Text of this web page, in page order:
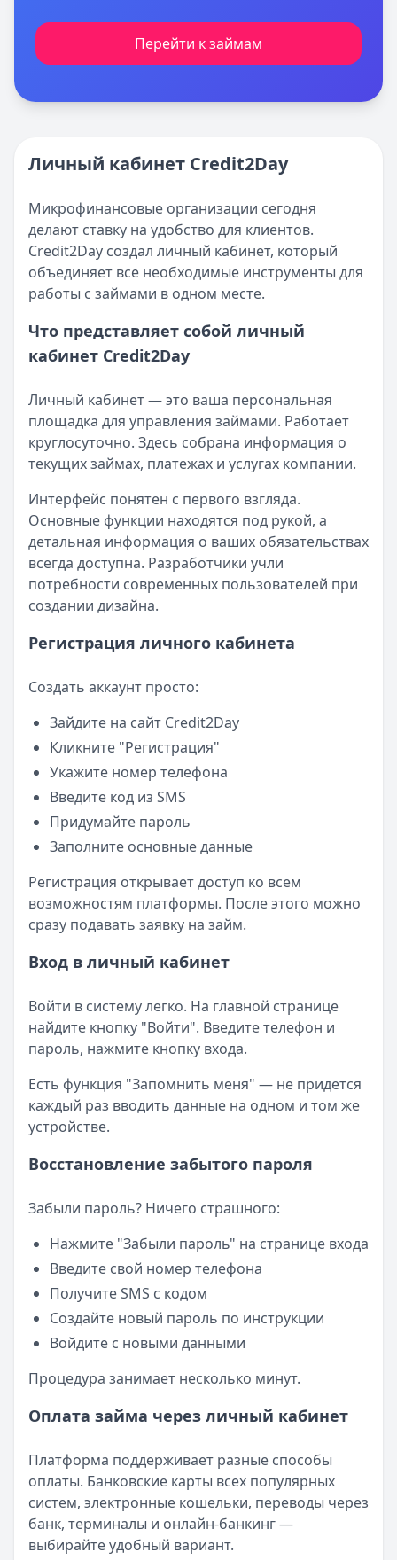
Перейти к займам
Личный кабинет Credit2Day
Микрофинансовые организации сегодня
делают ставку на удобство для клиентов.
Credit2Day создал личный кабинет, который
объединяет все необходимые инструменты для
работы с займами в одном месте.
Что представляет собой личный
кабинет Credit2Day
Личный кабинет — это ваша персональная
площадка для управления займами. Работает
круглосуточно. Здесь собрана информация о
текущих займах, платежах и услугах компании.
Интерфейс понятен с первого взгляда.
Основные функции находятся под рукой, а
детальная информация о ваших обязательствах
всегда доступна. Разработчики учли
потребности современных пользователей при
создании дизайна.
Регистрация личного кабинета
Создать аккаунт просто:
Зайдите на сайт Credit2Day
Кликните "Регистрация"
Укажите номер телефона
Введите код из SMS
Придумайте пароль
Заполните основные данные
Регистрация открывает доступ ко всем
возможностям платформы. После этого можно
сразу подавать заявку на займ.
Вход в личный кабинет
Войти в систему легко. На главной странице
найдите кнопку "Войти". Введите телефон и
пароль, нажмите кнопку входа.
Есть функция "Запомнить меня" — не придется
каждый раз вводить данные на одном и том же
устройстве.
Восстановление забытого пароля
Забыли пароль? Ничего страшного:
Нажмите "Забыли пароль" на странице входа
Введите свой номер телефона
Получите SMS с кодом
Создайте новый пароль по инструкции
Войдите с новыми данными
Процедура занимает несколько минут.
Оплата займа через личный кабинет
Платформа поддерживает разные способы
оплаты. Банковские карты всех популярных
систем, электронные кошельки, переводы через
банк, терминалы и онлайн-банкинг —
выбирайте удобный вариант.